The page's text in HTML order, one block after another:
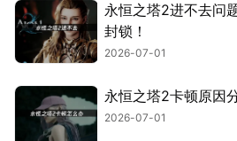
永恒之塔2进不去问
封锁！
2026-07-01
永恒之塔2卡顿原因
2026-07-01